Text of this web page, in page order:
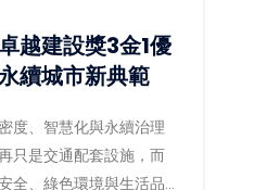
越建設獎3金1優
續城市新典範
度、智慧化與永續治理
只是交通配套設施，而
全、綠色環境與生活品